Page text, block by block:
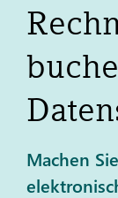
Machen